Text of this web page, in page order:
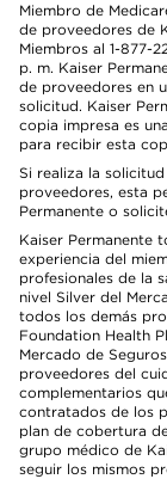
Miembro de
de proveedores de
Miembros al 1-877-
p. m. Kaiser
de proveedores en
solicitud. Kaiser
copia impresa es
para recibir esta
Si realiza la
proveedores, esta
Permanente o
Kaiser Permanente
experiencia del
profesionales de la
nivel Silver del
todos los demás
Foundation Health
Mercado de
proveedores del
complementarios
contratados de los
plan de cobertura
grupo médico de
seguir los mismos